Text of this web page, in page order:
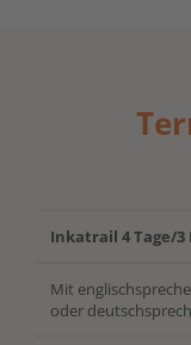
Inkatrail 4 Tage/3
Mit
oder